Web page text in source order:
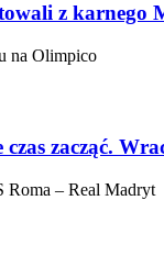
z karnego
na Olimpico
czas zacząć.
Roma – Real Madryt